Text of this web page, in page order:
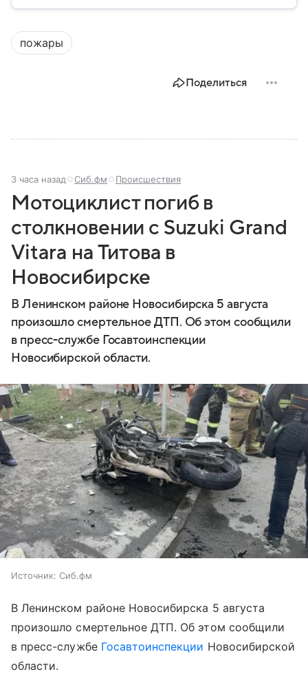
представляет собой МЧС, как оно устроено, какие
задачи выполняет и какую роль играет в
пожары
Поделиться
3 часа назад Сиб.фм Происшествия
Мотоциклист погиб в
столкновении с Suzuki Grand
Vitara на Титова в
Новосибирске
В Ленинском районе Новосибирска 5 августа
произошло смертельное ДТП. Об этом сообщили
в пресс-службе Госавтоинспекции
Новосибирской области.
Источник: Сиб.фм
В Ленинском районе Новосибирска 5 августа
произошло смертельное ДТП. Об этом сообщили
в пресс-службе Госавтоинспекции Новосибирской
области.